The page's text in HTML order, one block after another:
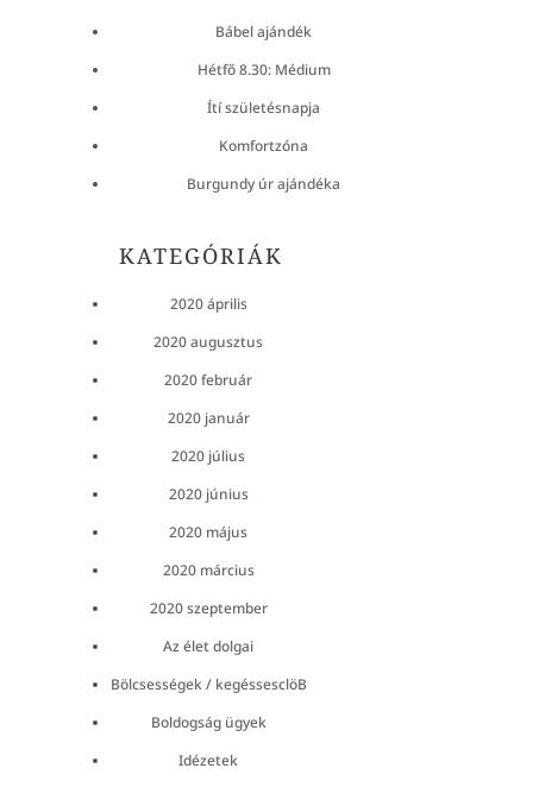
Bábel ajándék
Hétfő 8.30: Médium
Ítí születésnapja
Komfortzóna
Burgundy úr ajándéka
KATEGÓRIÁK
2020 április
2020 augusztus
2020 február
2020 január
2020 július
2020 június
2020 május
2020 március
2020 szeptember
Az élet dolgai
Bölcsességek / kegéssesclöB
Boldogság ügyek
Idézetek